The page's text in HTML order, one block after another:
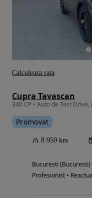
Cupra Tavascan
Promovat
8 950 km
Bucuresti (Bucuresti)
Profesionist •
Calculeaza rata